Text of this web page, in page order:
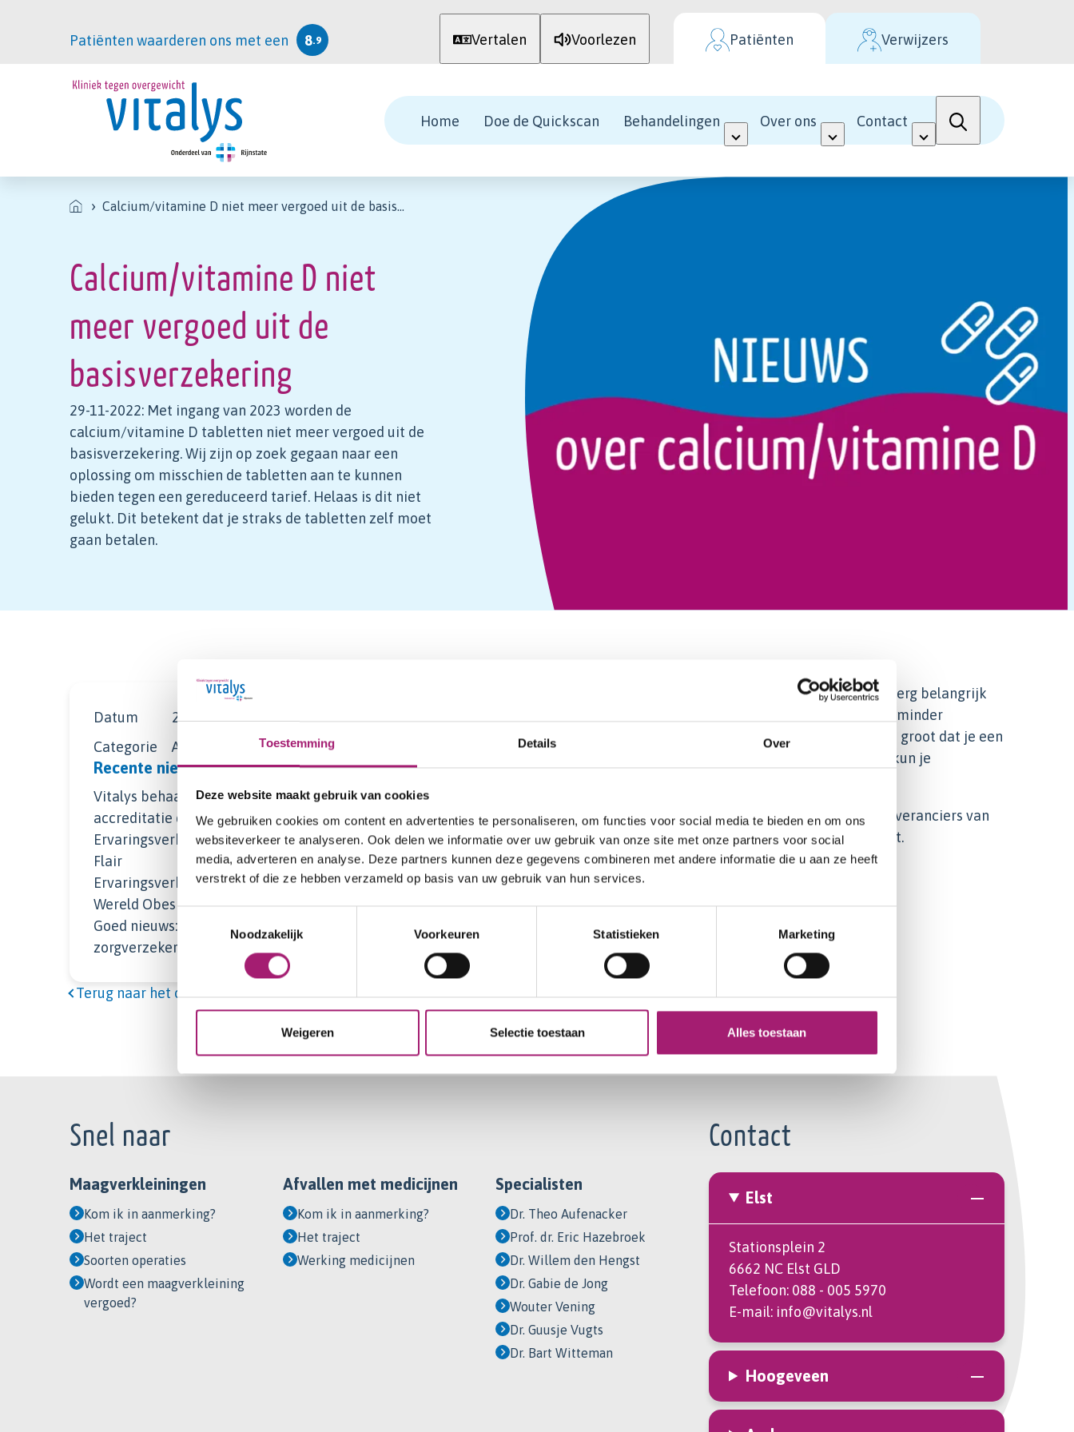
Toestemming Details Over
Deze website maakt gebruik van cookies
We gebruiken cookies om content en advertenties te personaliseren, om functies voor social media te bieden en om ons
websiteverkeer te analyseren. Ook delen we informatie over uw gebruik van onze site met onze partners voor social
media, adverteren en analyse. Deze partners kunnen deze gegevens combineren met andere informatie die u aan ze heeft
verstrekt of die ze hebben verzameld op basis van uw gebruik van hun services.
Noodzakelijk
Voorkeuren Statistieken Marketing
Weigeren Selectie toestaan Alles toestaan
Patiënten waarderen ons met een 8.9 Vertalen Voorlezen Patiënten Verwijzers
Home Doe de Quickscan Behandelingen Over ons Contact
Calcium/vitamine D niet
meer vergoed uit de
basisverzekering
Calcium/vitamine D niet meer vergoed uit de basisverzekering
29-11-2022: Met ingang van 2023 worden de
calcium/vitamine D tabletten niet meer vergoed uit de
basisverzekering. Wij zijn op zoek gegaan naar een
oplossing om misschien de tabletten aan te kunnen
bieden tegen een gereduceerd tarief. Helaas is dit niet
gelukt. Dit betekent dat je straks de tabletten zelf moet
gaan betalen.
Datum
29 november 2022
Categorie
Algemeen
Recente nieuwsberichten
Vitalys behaalt Qualicor Europe-
accreditatie diamant
Ervaringsverhaal van Tamara in de
Flair
Ervaringsverhaal van Joke in Libelle
Wereld Obesitas Dag 2026
Goed nieuws: contracten
zorgverzekeraars 2026 rond
Terug naar het overzicht
We snappen dat dit voor veel mensen een tegenvaller is. Desalniettemin is het erg belangrijk
om calcium/vitamine D te blijven gebruiken. Na een maagverkleining neem je minder
voedingstoffen zoals calcium op. Als je dit niet aanvult met tabletten is de kans groot dat je een
tekort oploopt. Een tekort aan calcium kan leiden tot botontkalking. Hierdoor kun je
Calcium/vitamine D tabletten zijn verkrijgbaar bij je apotheek maar ook bij leveranciers van
multivitaminen. Laat je goed informeren en kijk naar wat past binnen je budget.
Snel naar
Maagverkleiningen
Kom ik in aanmerking?
Het traject
Soorten operaties
Wordt een maagverkleining
vergoed?
Afvallen met medicijnen
Kom ik in aanmerking?
Het traject
Werking medicijnen
Specialisten
Dr. Theo Aufenacker
Prof. dr. Eric Hazebroek
Dr. Willem den Hengst
Dr. Gabie de Jong
Wouter Vening
Dr. Guusje Vugts
Dr. Bart Witteman
Contact
Elst
Stationsplein 2
6662 NC Elst GLD
Telefoon: 088 - 005 5970
E-mail: info@vitalys.nl
Hoogeveen